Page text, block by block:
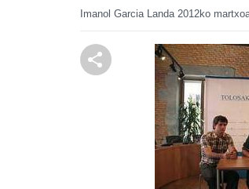
Imanol Garcia Landa 2012ko